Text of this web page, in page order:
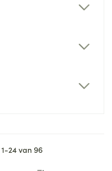
1-24van96